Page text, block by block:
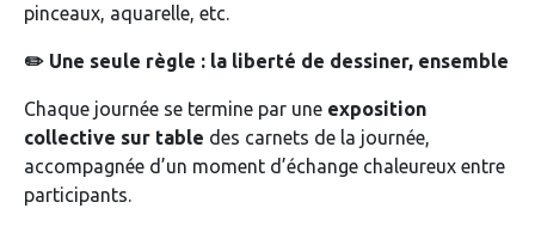
pinceaux, aquarelle, etc.
✏️ Une seule règle : la liberté de dessiner, ensemble
Chaque journée se termine par une exposition
collective sur table des carnets de la journée,
accompagnée d’un moment d’échange chaleureux entre
participants.